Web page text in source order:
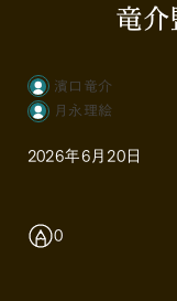
竜介
濱口竜介
月永理絵
2026年6月20日
0